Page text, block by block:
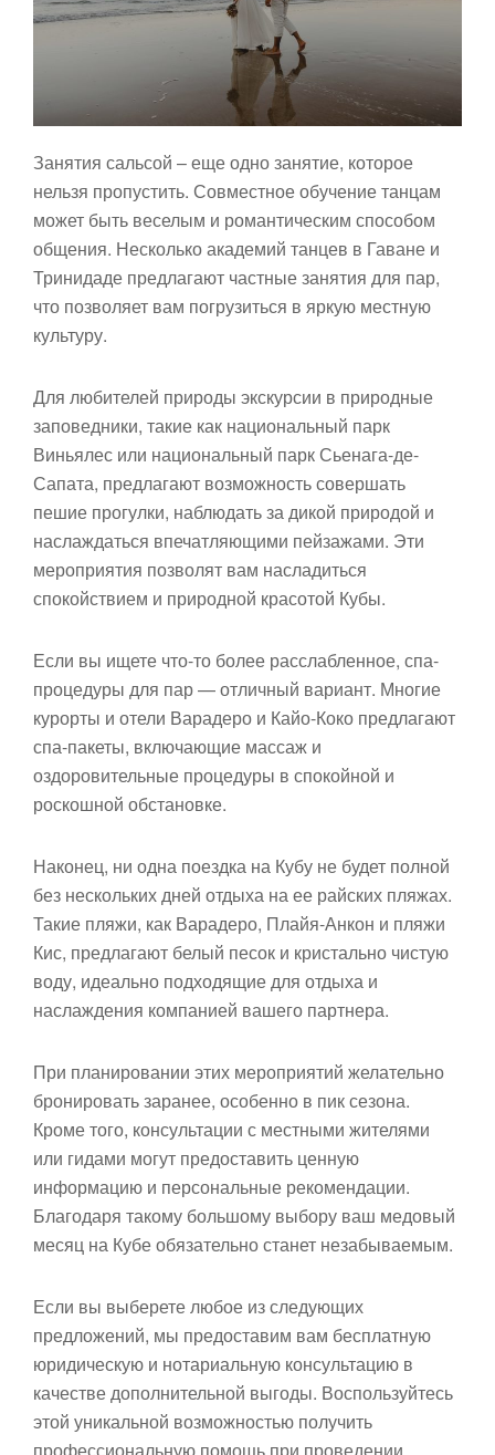
Занятия сальсой – еще одно занятие, которое
нельзя пропустить. Совместное обучение танцам
может быть веселым и романтическим способом
общения. Несколько академий танцев в Гаване и
Тринидаде предлагают частные занятия для пар,
что позволяет вам погрузиться в яркую местную
культуру.
Для любителей природы экскурсии в природные
заповедники, такие как национальный парк
Виньялес или национальный парк Сьенага-де-
Сапата, предлагают возможность совершать
пешие прогулки, наблюдать за дикой природой и
наслаждаться впечатляющими пейзажами. Эти
мероприятия позволят вам насладиться
спокойствием и природной красотой Кубы.
Если вы ищете что-то более расслабленное, спа-
процедуры для пар — отличный вариант. Многие
курорты и отели Варадеро и Кайо-Коко предлагают
спа-пакеты, включающие массаж и
оздоровительные процедуры в спокойной и
роскошной обстановке.
Наконец, ни одна поездка на Кубу не будет полной
без нескольких дней отдыха на ее райских пляжах.
Такие пляжи, как Варадеро, Плайя-Анкон и пляжи
Кис, предлагают белый песок и кристально чистую
воду, идеально подходящие для отдыха и
наслаждения компанией вашего партнера.
При планировании этих мероприятий желательно
бронировать заранее, особенно в пик сезона.
Кроме того, консультации с местными жителями
или гидами могут предоставить ценную
информацию и персональные рекомендации.
Благодаря такому большому выбору ваш медовый
месяц на Кубе обязательно станет незабываемым.
Если вы выберете любое из следующих
предложений, мы предоставим вам бесплатную
юридическую и нотариальную консультацию в
качестве дополнительной выгоды. Воспользуйтесь
этой уникальной возможностью получить